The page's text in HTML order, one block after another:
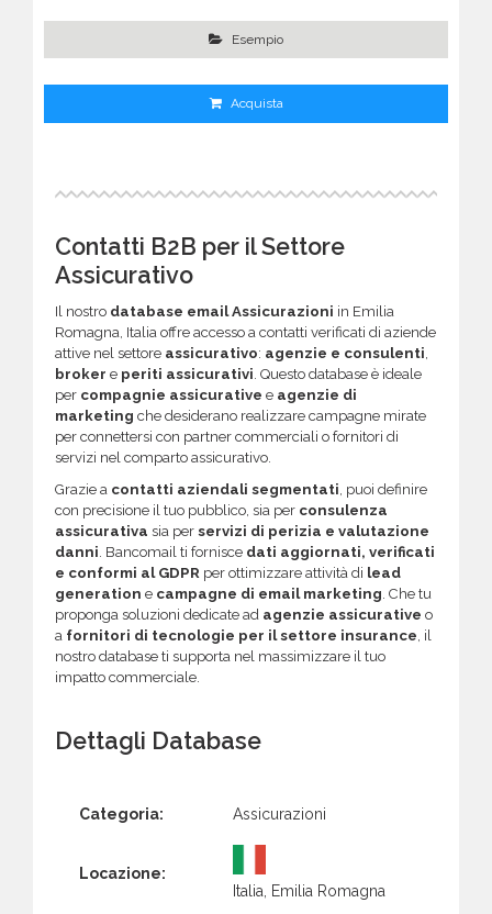
Esempio
Acquista
Contatti B2B per il Settore
Assicurativo
Il nostro database email Assicurazioni in Emilia
Romagna, Italia offre accesso a contatti verificati di aziende
attive nel settore assicurativo: agenzie e consulenti,
broker e periti assicurativi. Questo database è ideale
per compagnie assicurative e agenzie di
marketing che desiderano realizzare campagne mirate
per connettersi con partner commerciali o fornitori di
servizi nel comparto assicurativo.
Grazie a contatti aziendali segmentati, puoi definire
con precisione il tuo pubblico, sia per consulenza
assicurativa sia per servizi di perizia e valutazione
danni. Bancomail ti fornisce dati aggiornati, verificati
e conformi al GDPR per ottimizzare attività di lead
generation e campagne di email marketing. Che tu
proponga soluzioni dedicate ad agenzie assicurative o
a fornitori di tecnologie per il settore insurance, il
nostro database ti supporta nel massimizzare il tuo
impatto commerciale.
Dettagli Database
Categoria: Assicurazioni
Locazione:
Italia, Emilia Romagna